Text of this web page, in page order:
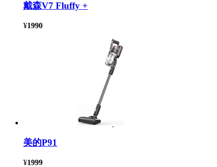
戴森V7 Fluffy +
¥1990
美的P91
¥1999